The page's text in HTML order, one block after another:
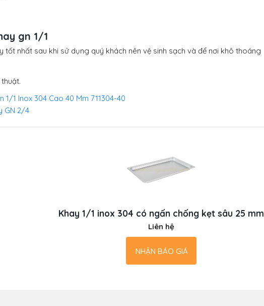
gn 1/1
tốt nhất sau khi sử dụng quý khách nên vệ sinh sạch và để nơi khô thoáng
1/1 Inox 304 Cao 40 Mm 711304-40
GN 2/4
Khay 1/1 inox 304 có ngấn chống kẹt sâu 25 mm
Liên hệ
NHẬN BÁO GIÁ